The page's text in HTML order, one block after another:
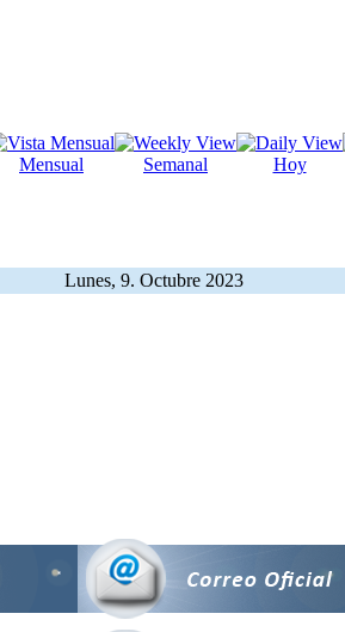
Mensual Semanal Hoy
Lunes, 9. Octubre 2023